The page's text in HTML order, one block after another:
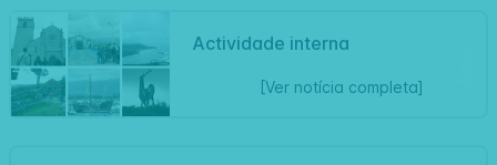
Actividade interna
[Ver notícia completa]